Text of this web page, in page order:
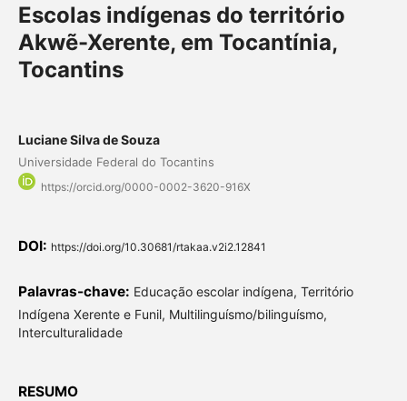
Escolas indígenas do território
Akwẽ-Xerente, em Tocantínia,
Tocantins
Luciane Silva de Souza
Universidade Federal do Tocantins
https://orcid.org/0000-0002-3620-916X
DOI: https://doi.org/10.30681/rtakaa.v2i2.12841
Palavras-chave: Educação escolar indígena, Território
Indígena Xerente e Funil, Multilinguísmo/bilinguísmo,
Interculturalidade
RESUMO